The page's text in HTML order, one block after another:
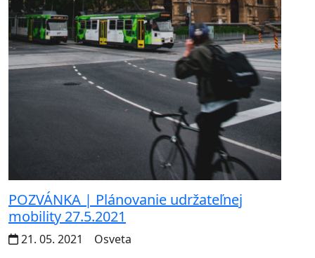
POZVÁNKA | Plánovanie udržateľnej
mobility 27.5.2021
21. 05. 2021
Osveta